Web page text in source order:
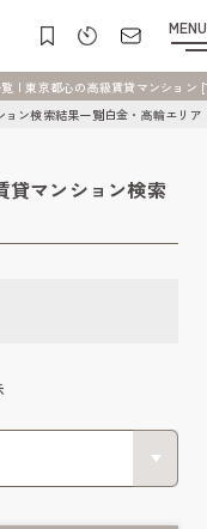
MENU
| 東京都心の高級賃貸マンション
ョン検索結果一覧白金・高輪エリア
貸マンション検索